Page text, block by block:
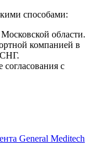
способами:
области.
компанией в
с
General Meditech